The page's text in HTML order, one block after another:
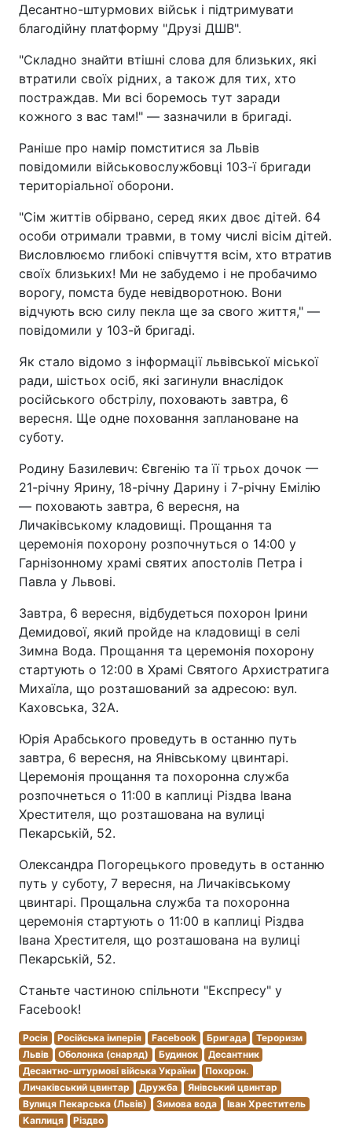
Десантно-штурмових військ і підтримувати
благодійну платформу "Друзі ДШВ".
"Складно знайти втішні слова для близьких, які
втратили своїх рідних, а також для тих, хто
постраждав. Ми всі боремось тут заради
кожного з вас там!" — зазначили в бригаді.
Раніше про намір помститися за Львів
повідомили військовослужбовці 103-ї бригади
територіальної оборони.
"Сім життів обірвано, серед яких двоє дітей. 64
особи отримали травми, в тому числі вісім дітей.
Висловлюємо глибокі співчуття всім, хто втратив
своїх близьких! Ми не забудемо і не пробачимо
ворогу, помста буде невідворотною. Вони
відчують всю силу пекла ще за свого життя," —
повідомили у 103-й бригаді.
Як стало відомо з інформації львівської міської
ради, шістьох осіб, які загинули внаслідок
російського обстрілу, поховають завтра, 6
вересня. Ще одне поховання заплановане на
суботу.
Родину Базилевич: Євгенію та її трьох дочок —
21-річну Ярину, 18-річну Дарину і 7-річну Емілію
— поховають завтра, 6 вересня, на
Личаківському кладовищі. Прощання та
церемонія похорону розпочнуться о 14:00 у
Гарнізонному храмі святих апостолів Петра і
Павла у Львові.
Завтра, 6 вересня, відбудеться похорон Ірини
Демидової, який пройде на кладовищі в селі
Зимна Вода. Прощання та церемонія похорону
стартують о 12:00 в Храмі Святого Архистратига
Михаїла, що розташований за адресою: вул.
Каховська, 32А.
Юрія Арабського проведуть в останню путь
завтра, 6 вересня, на Янівському цвинтарі.
Церемонія прощання та похоронна служба
розпочнеться о 11:00 в каплиці Різдва Івана
Хрестителя, що розташована на вулиці
Пекарській, 52.
Олександра Погорецького проведуть в останню
путь у суботу, 7 вересня, на Личаківському
цвинтарі. Прощальна служба та похоронна
церемонія стартують о 11:00 в каплиці Різдва
Івана Хрестителя, що розташована на вулиці
Пекарській, 52.
Станьте частиною спільноти "Експресу" у
Facebook!
Росія Російська імперія Facebook Бригада
Тероризм
Львів
Оболонка (снаряд) Будинок
Десантник
Десантно-штурмові війська України
Похорон.
Личаківський цвинтар
Дружба
Янівський цвинтар
Вулиця Пекарська (Львів)
Зимова вода
Іван Хреститель
Каплиця
Різдво